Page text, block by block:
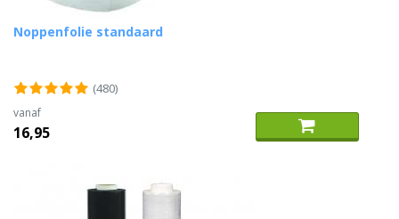
Noppenfolie standaard
(480)
vanaf
16,95